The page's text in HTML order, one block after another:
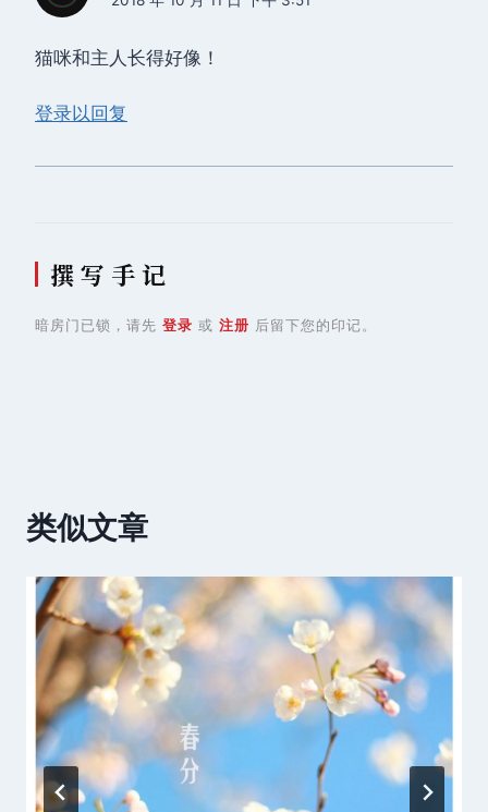
猫咪和主人长得好像！
登录以回复
撰 写 手 记
暗房门已锁，请先 登录 或 注册 后留下您的印记。
类似文章